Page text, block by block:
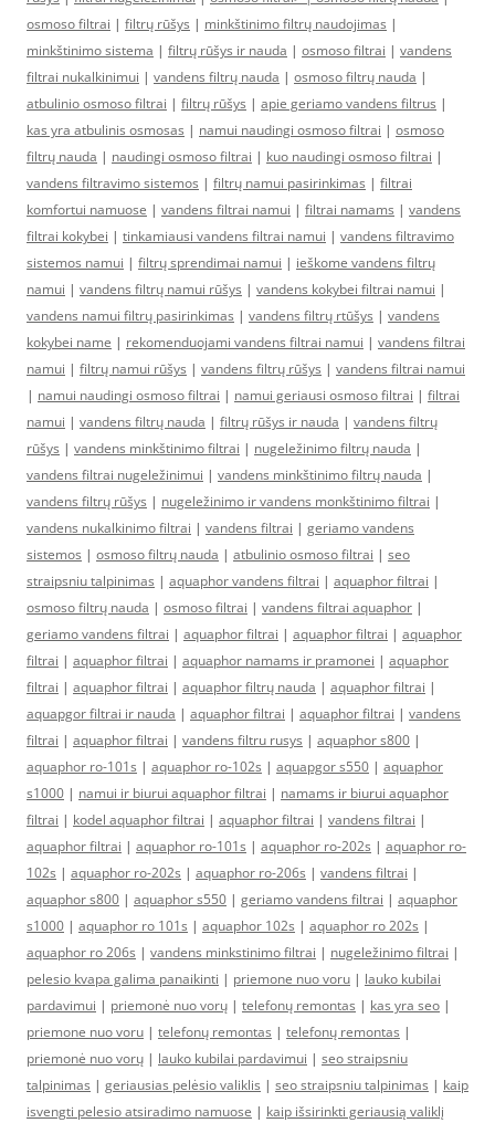
osmoso filtrai | filtrų rūšys | minkštinimo filtrų naudojimas |
minkštinimo sistema | filtrų rūšys ir nauda | osmoso filtrai | vandens
filtrai nukalkinimui | vandens filtrų nauda | osmoso filtrų nauda |
atbulinio osmoso filtrai | filtrų rūšys | apie geriamo vandens filtrus |
kas yra atbulinis osmosas | namui naudingi osmoso filtrai | osmoso
filtrų nauda | naudingi osmoso filtrai | kuo naudingi osmoso filtrai |
vandens filtravimo sistemos | filtrų namui pasirinkimas | filtrai
komfortui namuose | vandens filtrai namui | filtrai namams | vandens
filtrai kokybei | tinkamiausi vandens filtrai namui | vandens filtravimo
sistemos namui | filtrų sprendimai namui | ieškome vandens filtrų
namui | vandens filtrų namui rūšys | vandens kokybei filtrai namui |
vandens namui filtrų pasirinkimas | vandens filtrų rtūšys | vandens
kokybei name | rekomenduojami vandens filtrai namui | vandens filtrai
namui | filtrų namui rūšys | vandens filtrų rūšys | vandens filtrai namui
| namui naudingi osmoso filtrai | namui geriausi osmoso filtrai | filtrai
namui | vandens filtrų nauda | filtrų rūšys ir nauda | vandens filtrų
rūšys | vandens minkštinimo filtrai | nugeležinimo filtrų nauda |
vandens filtrai nugeležinimui | vandens minkštinimo filtrų nauda |
vandens filtrų rūšys | nugeležinimo ir vandens monkštinimo filtrai |
vandens nukalkinimo filtrai | vandens filtrai | geriamo vandens
sistemos | osmoso filtrų nauda | atbulinio osmoso filtrai | seo
straipsniu talpinimas | aquaphor vandens filtrai | aquaphor filtrai |
osmoso filtrų nauda | osmoso filtrai | vandens filtrai aquaphor |
geriamo vandens filtrai | aquaphor filtrai | aquaphor filtrai | aquaphor
filtrai | aquaphor filtrai | aquaphor namams ir pramonei | aquaphor
filtrai | aquaphor filtrai | aquaphor filtrų nauda | aquaphor filtrai |
aquapgor filtrai ir nauda | aquaphor filtrai | aquaphor filtrai | vandens
filtrai | aquaphor filtrai | vandens filtru rusys | aquaphor s800 |
aquaphor ro-101s | aquaphor ro-102s | aquapgor s550 | aquaphor
s1000 | namui ir biurui aquaphor filtrai | namams ir biurui aquaphor
filtrai | kodel aquaphor filtrai | aquaphor filtrai | vandens filtrai |
aquaphor filtrai | aquaphor ro-101s | aquaphor ro-202s | aquaphor ro-
102s | aquaphor ro-202s | aquaphor ro-206s | vandens filtrai |
aquaphor s800 | aquaphor s550 | geriamo vandens filtrai | aquaphor
s1000 | aquaphor ro 101s | aquaphor 102s | aquaphor ro 202s |
aquaphor ro 206s | vandens minkstinimo filtrai | nugeležinimo filtrai |
pelesio kvapa galima panaikinti | priemone nuo voru | lauko kubilai
pardavimui | priemonė nuo vorų | telefonų remontas | kas yra seo |
priemone nuo voru | telefonų remontas | telefonų remontas |
priemonė nuo vorų | lauko kubilai pardavimui | seo straipsniu
talpinimas | geriausias pelėsio valiklis | seo straipsniu talpinimas | kaip
isvengti pelesio atsiradimo namuose | kaip išsirinkti geriausią valiklį